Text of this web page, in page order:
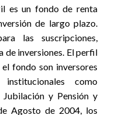
es un fondo de renta
de largo plazo.
las suscripciones,
de inversiones. El perfil
fondo son inversores
como
y Pensión y
Agosto de 2004, los